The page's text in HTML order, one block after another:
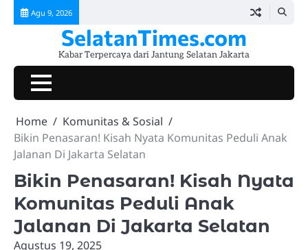
Skip
Agu 9, 2026
SelatanTimes.com
Kabar Terpercaya dari Jantung Selatan Jakarta
Selatan
Today
&
Kriminalitas
Lintas&
&
&
&
Berprestasi
&
Home
Komunitas & Sosial
Bikin Penasaran! Kisah Nyata Komunitas Peduli Anak
Jalanan Di Jakarta Selatan
Bikin Penasaran! Kisah Nyata
Komunitas Peduli Anak
Jalanan Di Jakarta Selatan
Agustus 19, 2025